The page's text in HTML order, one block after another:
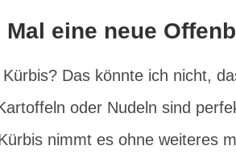
eine neue
Das könnte ich nicht,
oder Nudeln sind
nimmt es ohne weiteres